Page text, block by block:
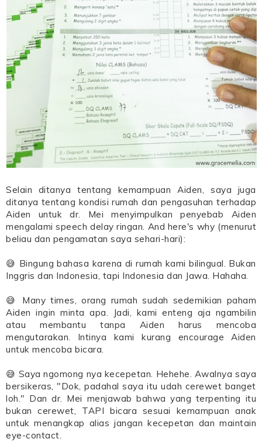
Selain ditanya tentang kemampuan Aiden, saya juga
ditanya tentang kondisi rumah dan pengasuhan terhadap
Aiden untuk dr. Mei menyimpulkan penyebab Aiden
mengalami speech delay ringan. And here's why (menurut
beliau dan pengamatan saya sehari-hari):
😅 Bingung bahasa karena di rumah kami bilingual. Bukan
Inggris dan Indonesia, tapi Indonesia dan Jawa. Hahaha.
😅 Many times, orang rumah sudah sedemikian paham
Aiden ingin minta apa. Jadi, kami enteng aja ngambilin
atau membantu tanpa Aiden harus mencoba
mengutarakan. Intinya kami kurang encourage Aiden
untuk mencoba bicara.
😅 Saya ngomong nya kecepetan. Hehehe. Awalnya saya
bersikeras, "Dok, padahal saya itu udah cerewet banget
loh." Dan dr. Mei menjawab bahwa yang terpenting itu
bukan cerewet, TAPI bicara sesuai kemampuan anak
untuk menangkap alias jangan kecepetan dan maintain
eye-contact.